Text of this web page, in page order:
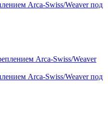
Arca-Swiss/Weaver под
Arca-Swiss/Weaver под